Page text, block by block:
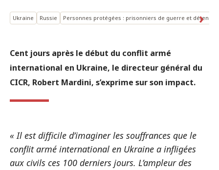
Ukraine Russie Personnes protégées : prisonniers de guerre et détenus
Cent jours après le début du conflit armé
international en Ukraine, le directeur général du
CICR, Robert Mardini, s’exprime sur son impact.
« Il est difficile d’imaginer les souffrances que le
conflit armé international en Ukraine a infligées
aux civils ces 100 derniers jours. L’ampleur des